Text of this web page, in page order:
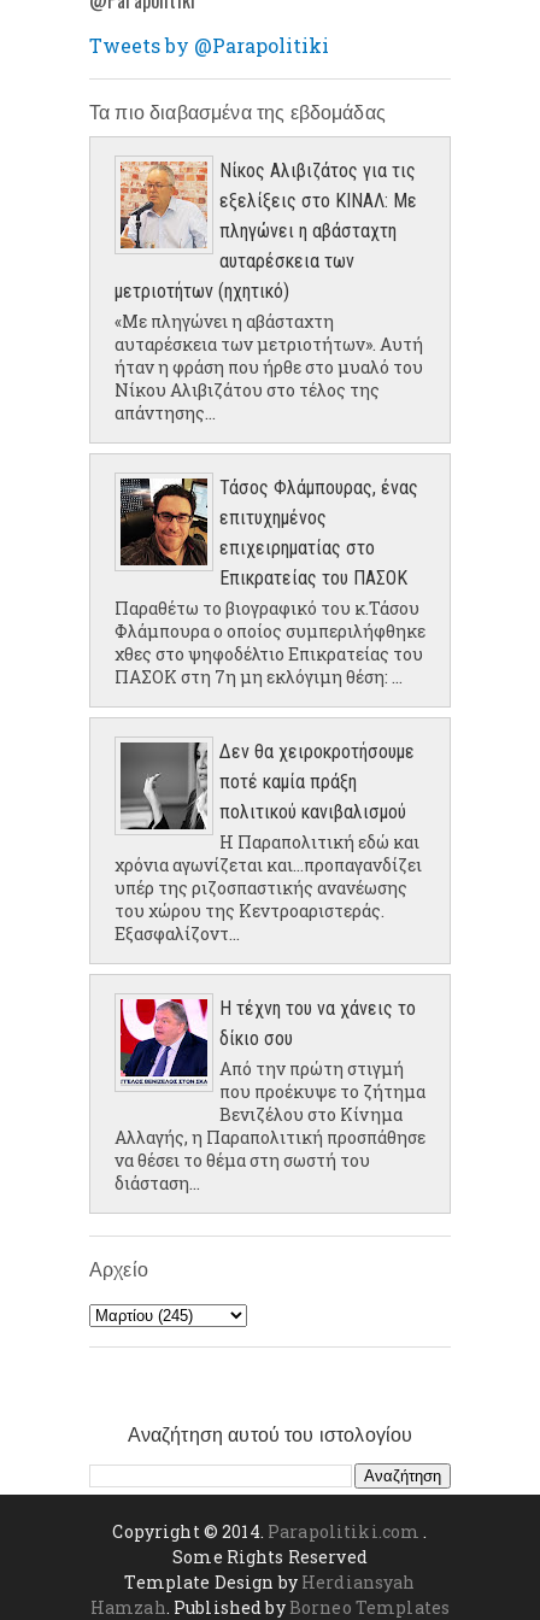
Tweets by @Parapolitiki
Τα πιο διαβασμένα της εβδομάδας
Νίκος Αλιβιζάτος για τις
εξελίξεις στο ΚΙΝΑΛ: Με
πληγώνει η αβάσταχτη
αυταρέσκεια των
μετριοτήτων (ηχητικό)
«Με πληγώνει η αβάσταχτη
αυταρέσκεια των μετριοτήτων». Αυτή
ήταν η φράση που ήρθε στο μυαλό του
Νίκου Αλιβιζάτου στο τέλος της
απάντησης...
Τάσος Φλάμπουρας, ένας
επιτυχημένος
επιχειρηματίας στο
Επικρατείας του ΠΑΣΟΚ
Παραθέτω το βιογραφικό του κ.Τάσου
Φλάμπουρα ο οποίος συμπεριλήφθηκε
χθες στο ψηφοδέλτιο Επικρατείας του
ΠΑΣΟΚ στη 7η μη εκλόγιμη θέση: ...
Δεν θα χειροκροτήσουμε
ποτέ καμία πράξη
πολιτικού κανιβαλισμού
Η Παραπολιτική εδώ και
χρόνια αγωνίζεται και...προπαγανδίζει
υπέρ της ριζοσπαστικής ανανέωσης
του χώρου της Κεντροαριστεράς.
Εξασφαλίζοντ...
Η τέχνη του να χάνεις το
δίκιο σου
Από την πρώτη στιγμή
που προέκυψε το ζήτημα
Βενιζέλου στο Κίνημα
Αλλαγής, η Παραπολιτική προσπάθησε
να θέσει το θέμα στη σωστή του
διάσταση...
Αρχείο
Αναζήτηση αυτού του ιστολογίου
Copyright © 2014. Parapolitiki.com .
Some Rights Reserved
Template Design by Herdiansyah
Hamzah. Published byBorneo Templates